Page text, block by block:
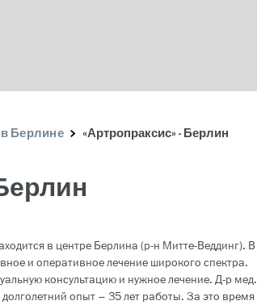
Берлине «Артропраксис» - Берлин
в центре Берлина (р-н Митте-Веддинг). В
и оперативное лечение широкого спектра.
консультацию и нужное лечение. Д-р мед.
долголетний опыт – 35 лет работы. За это время